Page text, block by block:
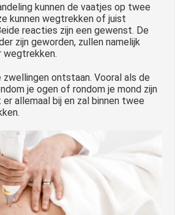
kunnen de vaatjes op twee
kunnen wegtrekken of juist
reacties zijn een gewenst. De
zijn geworden, zullen namelijk
wegtrekken.
zwellingen ontstaan. Vooral als de
je ogen of rondom je mond zijn
allemaal bij en zal binnen twee